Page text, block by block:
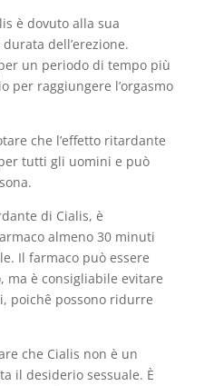
è dovuto alla sua
dell’erezione.
un periodo di tempo più
per raggiungere l’orgasmo
che l’effetto ritardante
tutti gli uomini e può
di Cialis, è
almeno 30 minuti
Il farmaco può essere
ma è consigliabile evitare
poichê possono ridurre
che Cialis non è un
il desiderio sessuale. È